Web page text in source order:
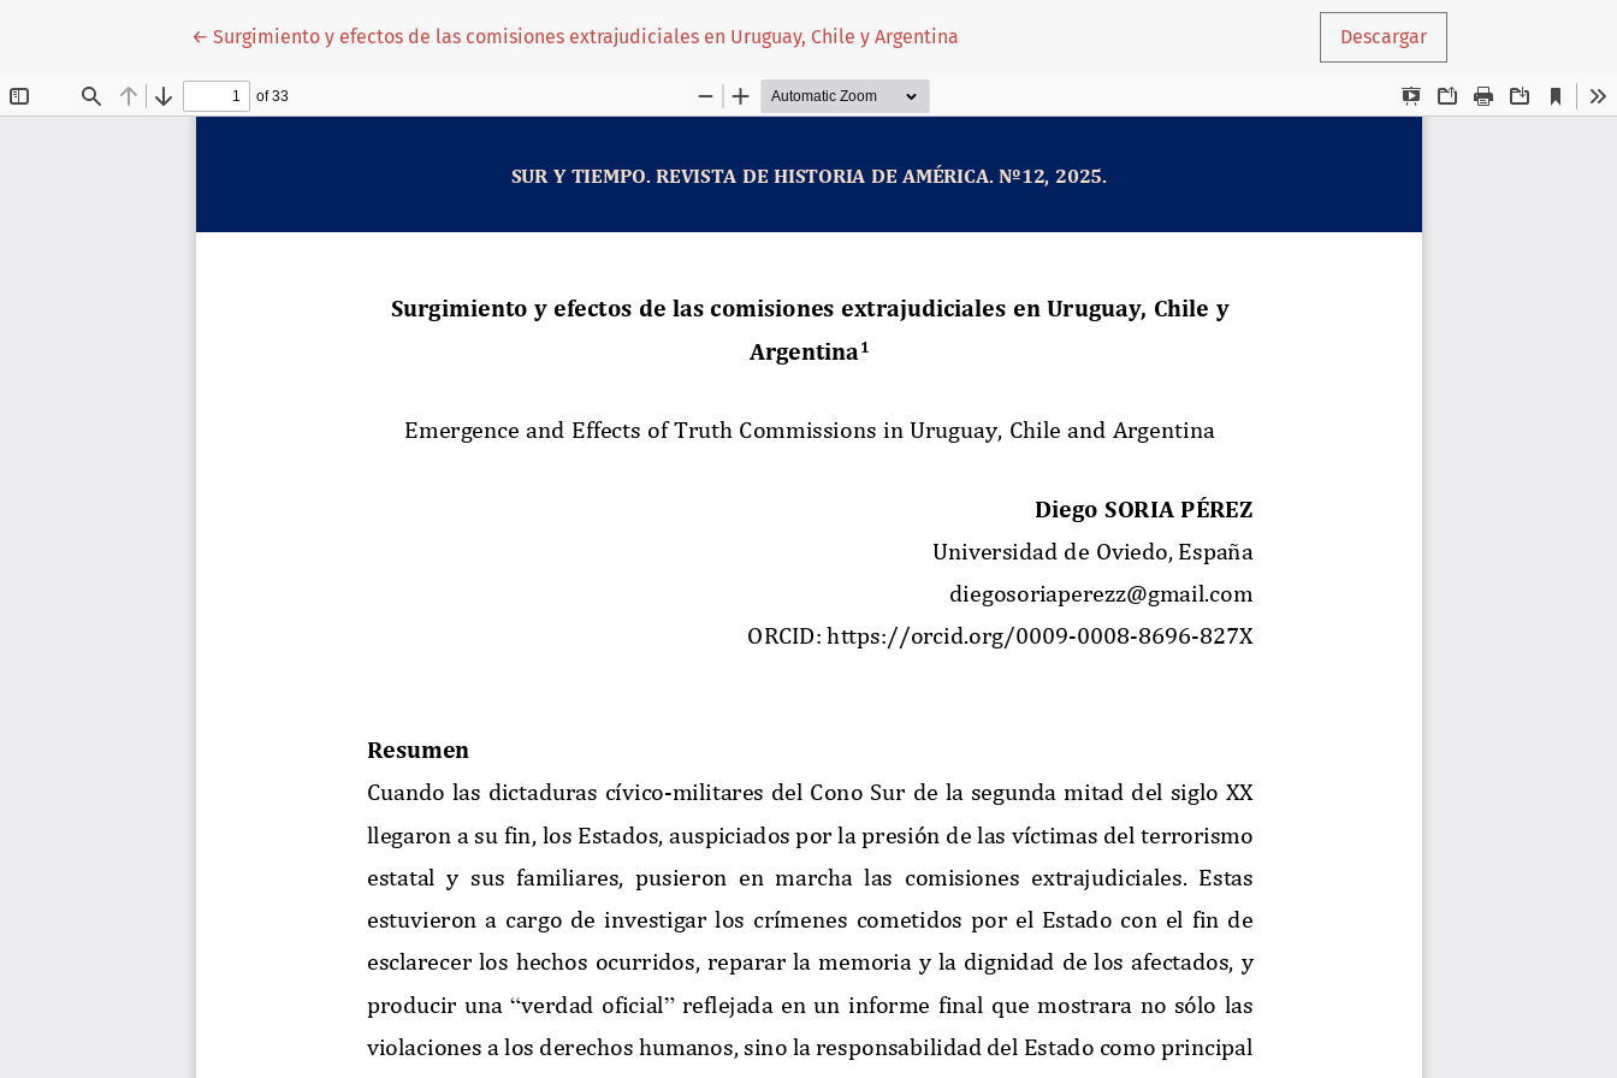
← Volver a los detalles del artículo
Surgimiento y efectos de las comisiones extrajudiciales en Uruguay, Chile y Argentina Descargar